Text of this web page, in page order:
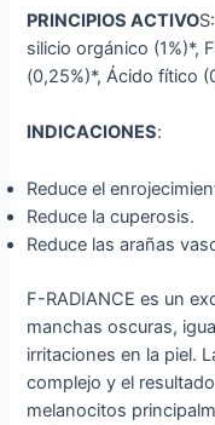
PRINCIPIOS ACTIVO
silicio orgánico (1%)*,
(0,25%)*, Ácido fítico
INDICACIONES:
Reduce el
Reduce la cuperosis.
Reduce las arañas
F-RADIANCE es un
manchas oscuras,
irritaciones en la piel.
complejo y el
melanocitos